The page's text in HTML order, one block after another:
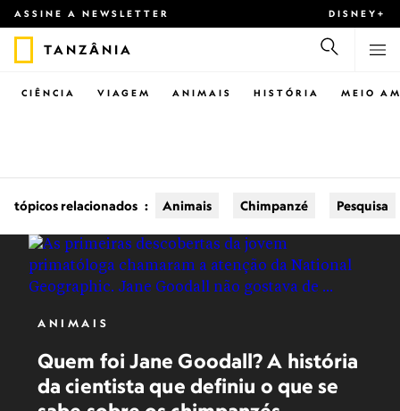
ASSINE A NEWSLETTER DISNEY+
TANZÂNIA
CIÊNCIA VIAGEM ANIMAIS HISTÓRIA MEIO
tópicos relacionados : Animais Chimpanzé Pesquisa
ANIMAIS
Quem foi Jane Goodall? A história
da cientista que definiu o que se